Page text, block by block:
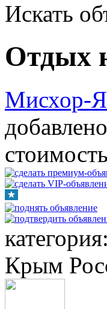
Искать
Отдых
Мисхор-
категория:
Крым